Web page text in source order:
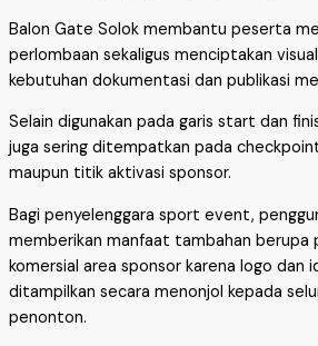
Balon Gate Solok membantu peserta
perlombaan sekaligus menciptakan
kebutuhan dokumentasi dan publikasi
Selain digunakan pada garis start dan
juga sering ditempatkan pada
maupun titik aktivasi sponsor.
Bagi penyelenggara sport event,
memberikan manfaat tambahan berupa
komersial area sponsor karena logo
ditampilkan secara menonjol kepada
penonton.